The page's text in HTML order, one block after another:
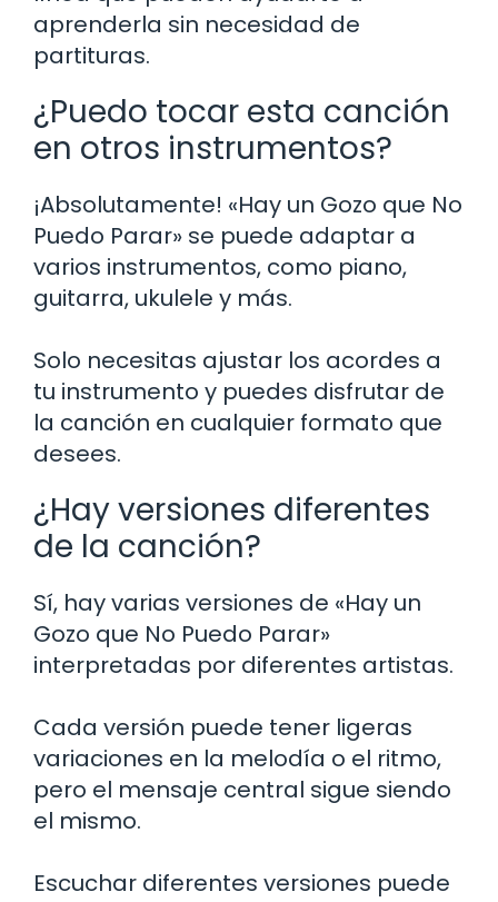
aprenderla sin necesidad de
partituras.
¿Puedo tocar esta canción
en otros instrumentos?
¡Absolutamente! «Hay un Gozo que No
Puedo Parar» se puede adaptar a
varios instrumentos, como piano,
guitarra, ukulele y más.
Solo necesitas ajustar los acordes a
tu instrumento y puedes disfrutar de
la canción en cualquier formato que
desees.
¿Hay versiones diferentes
de la canción?
Sí, hay varias versiones de «Hay un
Gozo que No Puedo Parar»
interpretadas por diferentes artistas.
Cada versión puede tener ligeras
variaciones en la melodía o el ritmo,
pero el mensaje central sigue siendo
el mismo.
Escuchar diferentes versiones puede